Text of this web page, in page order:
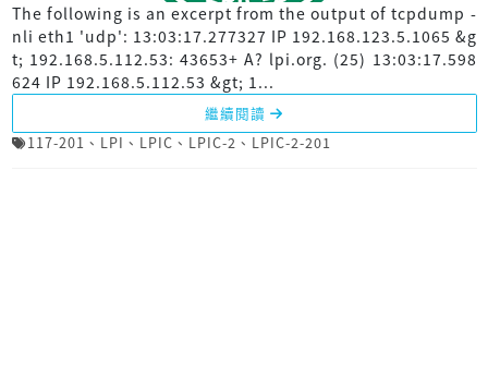
The following is an excerpt from the output of tcpdump -
nli eth1 'udp': 13:03:17.277327 IP 192.168.123.5.1065 &g
t; 192.168.5.112.53: 43653+ A? lpi.org. (25) 13:03:17.598
624 IP 192.168.5.112.53 &gt; 1...
繼續閱讀
117-201 、 LPI 、 LPIC 、 LPIC-2 、 LPIC-2-201